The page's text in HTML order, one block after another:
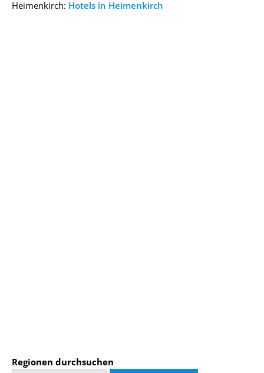
Heimenkirch: Hotels in Heimenkirch
Regionen durchsuchen